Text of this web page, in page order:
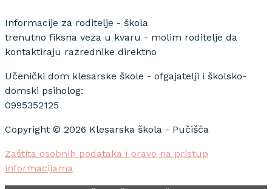
Informacije za roditelje - škola
trenutno fiksna veza u kvaru - molim roditelje da
kontaktiraju razrednike direktno
Učenički dom klesarske škole - ofgajatelji i školsko-
domski psiholog:
0995352125
Copyright © 2026 Klesarska škola - Pučišća
Zaštita osobnih podataka i pravo na pristup
informacijama